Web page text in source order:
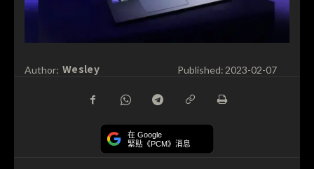
Author: Wesley Published: 2023-02-07
在 Google
緊貼《PCM》消息